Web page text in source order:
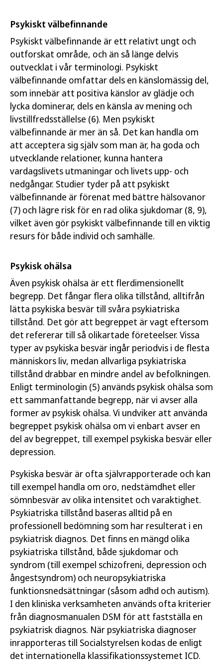
Psykiskt välbefinnande
Psykiskt välbefinnande är ett relativt ungt och
outforskat område, och än så länge delvis
outvecklat i vår terminologi. Psykiskt
välbefinnande omfattar dels en känslomässig del,
som innebär att positiva känslor av glädje och
lycka dominerar, dels en känsla av mening och
livstillfredsställelse (6). Men psykiskt
välbefinnande är mer än så. Det kan handla om
att acceptera sig själv som man är, ha goda och
utvecklande relationer, kunna hantera
vardagslivets utmaningar och livets upp- och
nedgångar. Studier tyder på att psykiskt
välbefinnande är förenat med bättre hälsovanor
(7) och lägre risk för en rad olika sjukdomar (8, 9),
vilket även gör psykiskt välbefinnande till en viktig
resurs för både individ och samhälle.
Psykisk ohälsa
Även psykisk ohälsa är ett flerdimensionellt
begrepp. Det fångar flera olika tillstånd, alltifrån
lätta psykiska besvär till svåra psykiatriska
tillstånd. Det gör att begreppet är vagt eftersom
det refererar till så olikartade företeelser. Vissa
typer av psykiska besvär ingår periodvis i de flesta
människors liv, medan allvarliga psykiatriska
tillstånd drabbar en mindre andel av befolkningen.
Enligt terminologin (5) används psykisk ohälsa som
ett sammanfattande begrepp, när vi avser alla
former av psykisk ohälsa. Vi undviker att använda
begreppet psykisk ohälsa om vi enbart avser en
del av begreppet, till exempel psykiska besvär eller
depression.
Psykiska besvär är ofta självrapporterade och kan
till exempel handla om oro, nedstämdhet eller
sömnbesvär av olika intensitet och varaktighet.
Psykiatriska tillstånd baseras alltid på en
professionell bedömning som har resulterat i en
psykiatrisk diagnos. Det finns en mängd olika
psykiatriska tillstånd, både sjukdomar och
syndrom (till exempel schizofreni, depression och
ångestsyndrom) och neuropsykiatriska
funktionsnedsättningar (såsom adhd och autism).
I den kliniska verksamheten används ofta kriterier
från diagnosmanualen DSM för att fastställa en
psykiatrisk diagnos. När psykiatriska diagnoser
inrapporteras till Socialstyrelsen kodas de enligt
det internationella klassifikationssystemet ICD.